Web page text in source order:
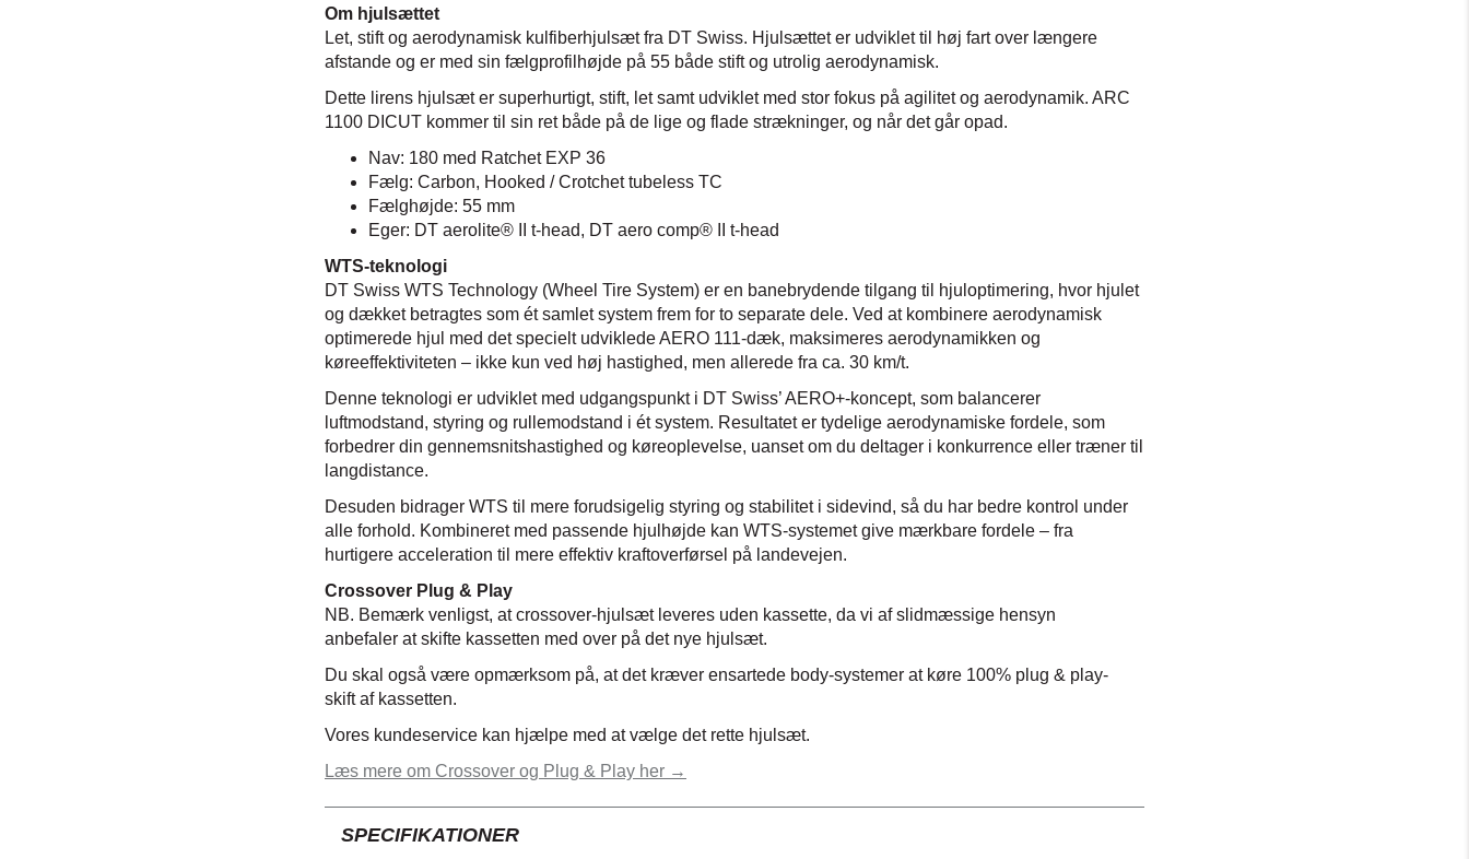
Om hjulsættet
Let, stift og aerodynamisk kulfiberhjulsæt fra DT Swiss. Hjulsættet er udviklet til høj fart over længere
afstande og er med sin fælgprofilhøjde på 55 både stift og utrolig aerodynamisk.
Dette lirens hjulsæt er superhurtigt, stift, let samt udviklet med stor fokus på agilitet og aerodynamik. ARC
1100 DICUT kommer til sin ret både på de lige og flade strækninger, og når det går opad.
Nav: 180 med Ratchet EXP 36
Fælg: Carbon, Hooked / Crotchet tubeless TC
Fælghøjde: 55 mm
Eger: DT aerolite® II t-head, DT aero comp® II t-head
WTS-teknologi
DT Swiss WTS Technology (Wheel Tire System) er en banebrydende tilgang til hjuloptimering, hvor hjulet
og dækket betragtes som ét samlet system frem for to separate dele. Ved at kombinere aerodynamisk
optimerede hjul med det specielt udviklede AERO 111-dæk, maksimeres aerodynamikken og
køreeffektiviteten – ikke kun ved høj hastighed, men allerede fra ca. 30 km/t.
Denne teknologi er udviklet med udgangspunkt i DT Swiss’ AERO+-koncept, som balancerer
luftmodstand, styring og rullemodstand i ét system. Resultatet er tydelige aerodynamiske fordele, som
forbedrer din gennemsnitshastighed og køreoplevelse, uanset om du deltager i konkurrence eller træner til
langdistance.
Desuden bidrager WTS til mere forudsigelig styring og stabilitet i sidevind, så du har bedre kontrol under
alle forhold. Kombineret med passende hjulhøjde kan WTS-systemet give mærkbare fordele – fra
hurtigere acceleration til mere effektiv kraftoverførsel på landevejen.
Crossover Plug & Play
NB. Bemærk venligst, at crossover-hjulsæt leveres uden kassette, da vi af slidmæssige hensyn
anbefaler at skifte kassetten med over på det nye hjulsæt.
Du skal også være opmærksom på, at det kræver ensartede body-systemer at køre 100% plug & play-
skift af kassetten.
Vores kundeservice kan hjælpe med at vælge det rette hjulsæt.
Læs mere om Crossover og Plug & Play her →
SPECIFIKATIONER